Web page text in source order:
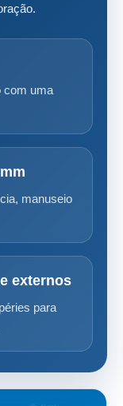
com uma
manuseio
externos
para